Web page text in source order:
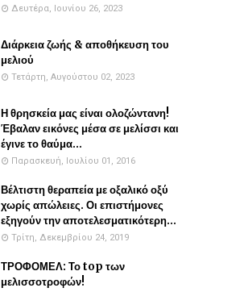
Δευτέρα, Ιουνίου 26, 2023
Διάρκεια ζωής & αποθήκευση του
μελιού
Τετάρτη, Αυγούστου 02, 2023
Η θρησκεία μας είναι ολοζώντανη!
Έβαλαν εικόνες μέσα σε μελίσσι και
έγινε το θαύμα...
Παρασκευή, Ιουλίου 01, 2016
Βέλτιστη θεραπεία με οξαλικό οξύ
χωρίς απώλειες. Οι επιστήμονες
εξηγούν την αποτελεσματικότερη...
Τρίτη, Δεκεμβρίου 24, 2019
ΤΡΟΦΟΜΕΛ: Το top των
μελισσοτροφών!